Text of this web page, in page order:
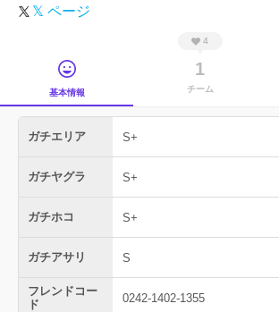
𝕏 ページ
基本情報
4
1
チーム
ガチエリア S+
ガチヤグラ S+
ガチホコ S+
ガチアサリ S
フレンドコー
ド
0242-1402-1355